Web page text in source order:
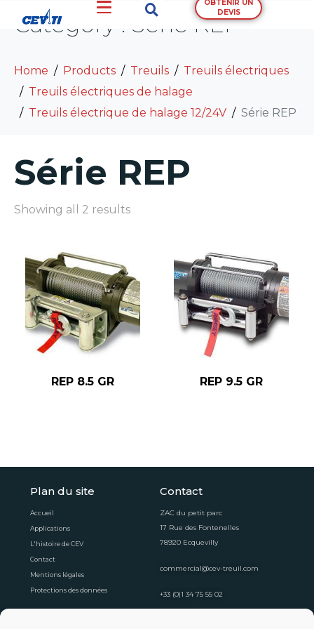
OBTENIR UN
DEVIS
Category : Série REP
Home Products Treuils
Treuils électriques
Treuils électriques de halage
Treuils électrique de halage 12/24V
Série REP
Série REP
Showing all 2 results
REP 8.5 GR REP 9.5 GR
Plan du site
Accueil
Applications
L'histoire de CEV
Contact
Mentions légales
Protections des données
Contact
ZAC du petit parc
17 Rue des Fontenelles
78920 Ecquevilly
commercial@cev-treuil.com
+33 (0)1 34 75 55 02